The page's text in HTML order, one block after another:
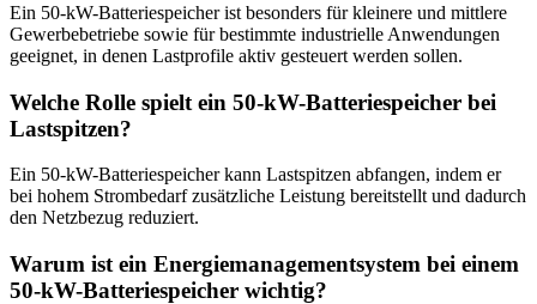
Ein 50-kW-Batteriespeicher ist besonders für kleinere und mittlere
Gewerbebetriebe sowie für bestimmte industrielle Anwendungen
geeignet, in denen Lastprofile aktiv gesteuert werden sollen.
Welche Rolle spielt ein 50-kW-Batteriespeicher bei
Lastspitzen?
Ein 50-kW-Batteriespeicher kann Lastspitzen abfangen, indem er
bei hohem Strombedarf zusätzliche Leistung bereitstellt und dadurch
den Netzbezug reduziert.
Warum ist ein Energiemanagementsystem bei einem
50-kW-Batteriespeicher wichtig?